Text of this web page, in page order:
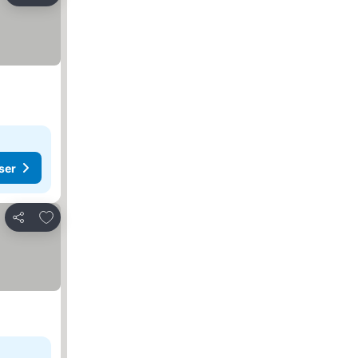
Dela
Lägg till i Mina Favoriter